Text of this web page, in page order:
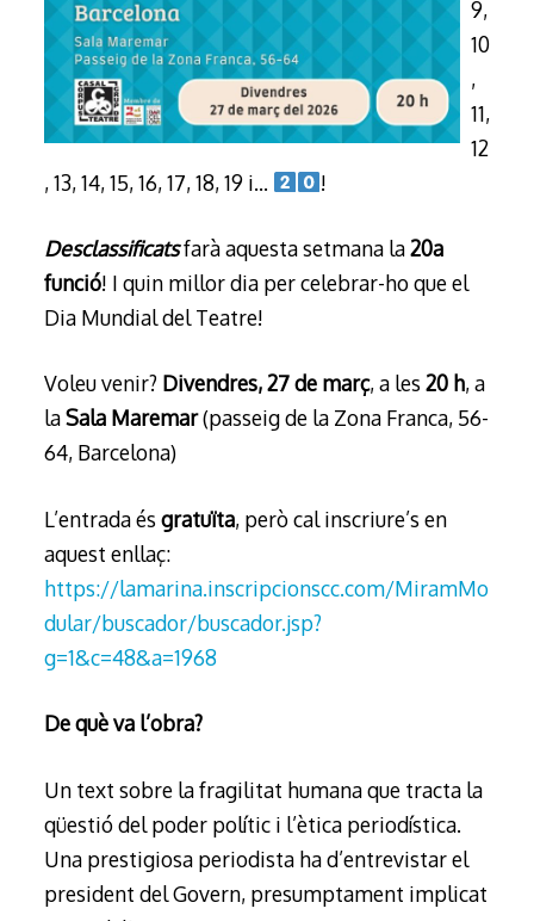
9,
10
,
11,
12
, 13, 14, 15, 16, 17, 18, 19 i…
!
Desclassificatsfarà aquesta setmana la20a
funció! I quin millor dia per celebrar-ho que el
Dia Mundial del Teatre!
Voleu venir? Divendres, 27 de març, a les 20 h, a
laSala Maremar(passeig de la Zona Franca, 56-
64, Barcelona)
L’entrada és gratuïta, però cal inscriure’s en
aquest enllaç:
https://lamarina.inscripcionscc.com/MiramMo
dular/buscador/buscador.jsp?
g=1&c=48&a=1968
De què va l’obra?
Un text sobre la fragilitat humana que tracta la
qüestió del poder polític i l’ètica periodística.
Una prestigiosa periodista ha d’entrevistar el
president del Govern, presumptament implicat